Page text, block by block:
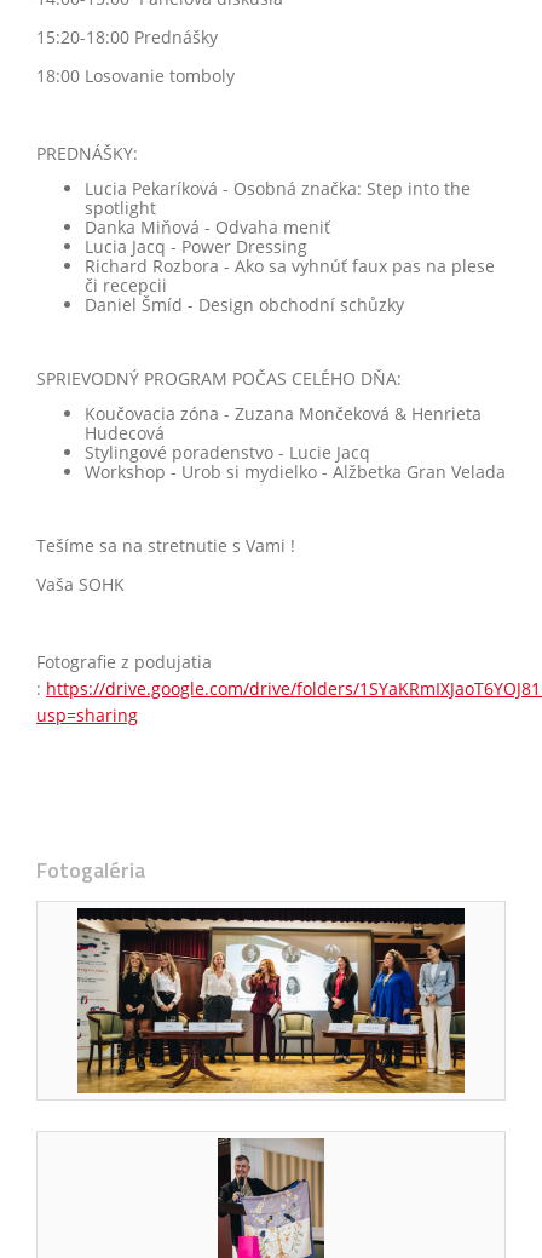
15:20-18:00 Prednášky
18:00 Losovanie tomboly
PREDNÁŠKY:
Lucia Pekaríková - Osobná značka: Step into the
spotlight
Danka Miňová - Odvaha meniť
Lucia Jacq - Power Dressing
Richard Rozbora - Ako sa vyhnúť faux pas na plese
či recepcii
Daniel Šmíd - Design obchodní schůzky
SPRIEVODNÝ PROGRAM POČAS CELÉHO DŇA:
Koučovacia zóna - Zuzana Mončeková & Henrieta
Hudecová
Stylingové poradenstvo - Lucie Jacq
Workshop - Urob si mydielko - Alžbetka Gran Velada
Tešíme sa na stretnutie s Vami !
Vaša SOHK
Fotografie z podujatia
: https://drive.google.com/drive/folders/
usp=sharing
Fotogaléria